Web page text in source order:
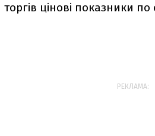
цінові показники
РЕКЛАМА: